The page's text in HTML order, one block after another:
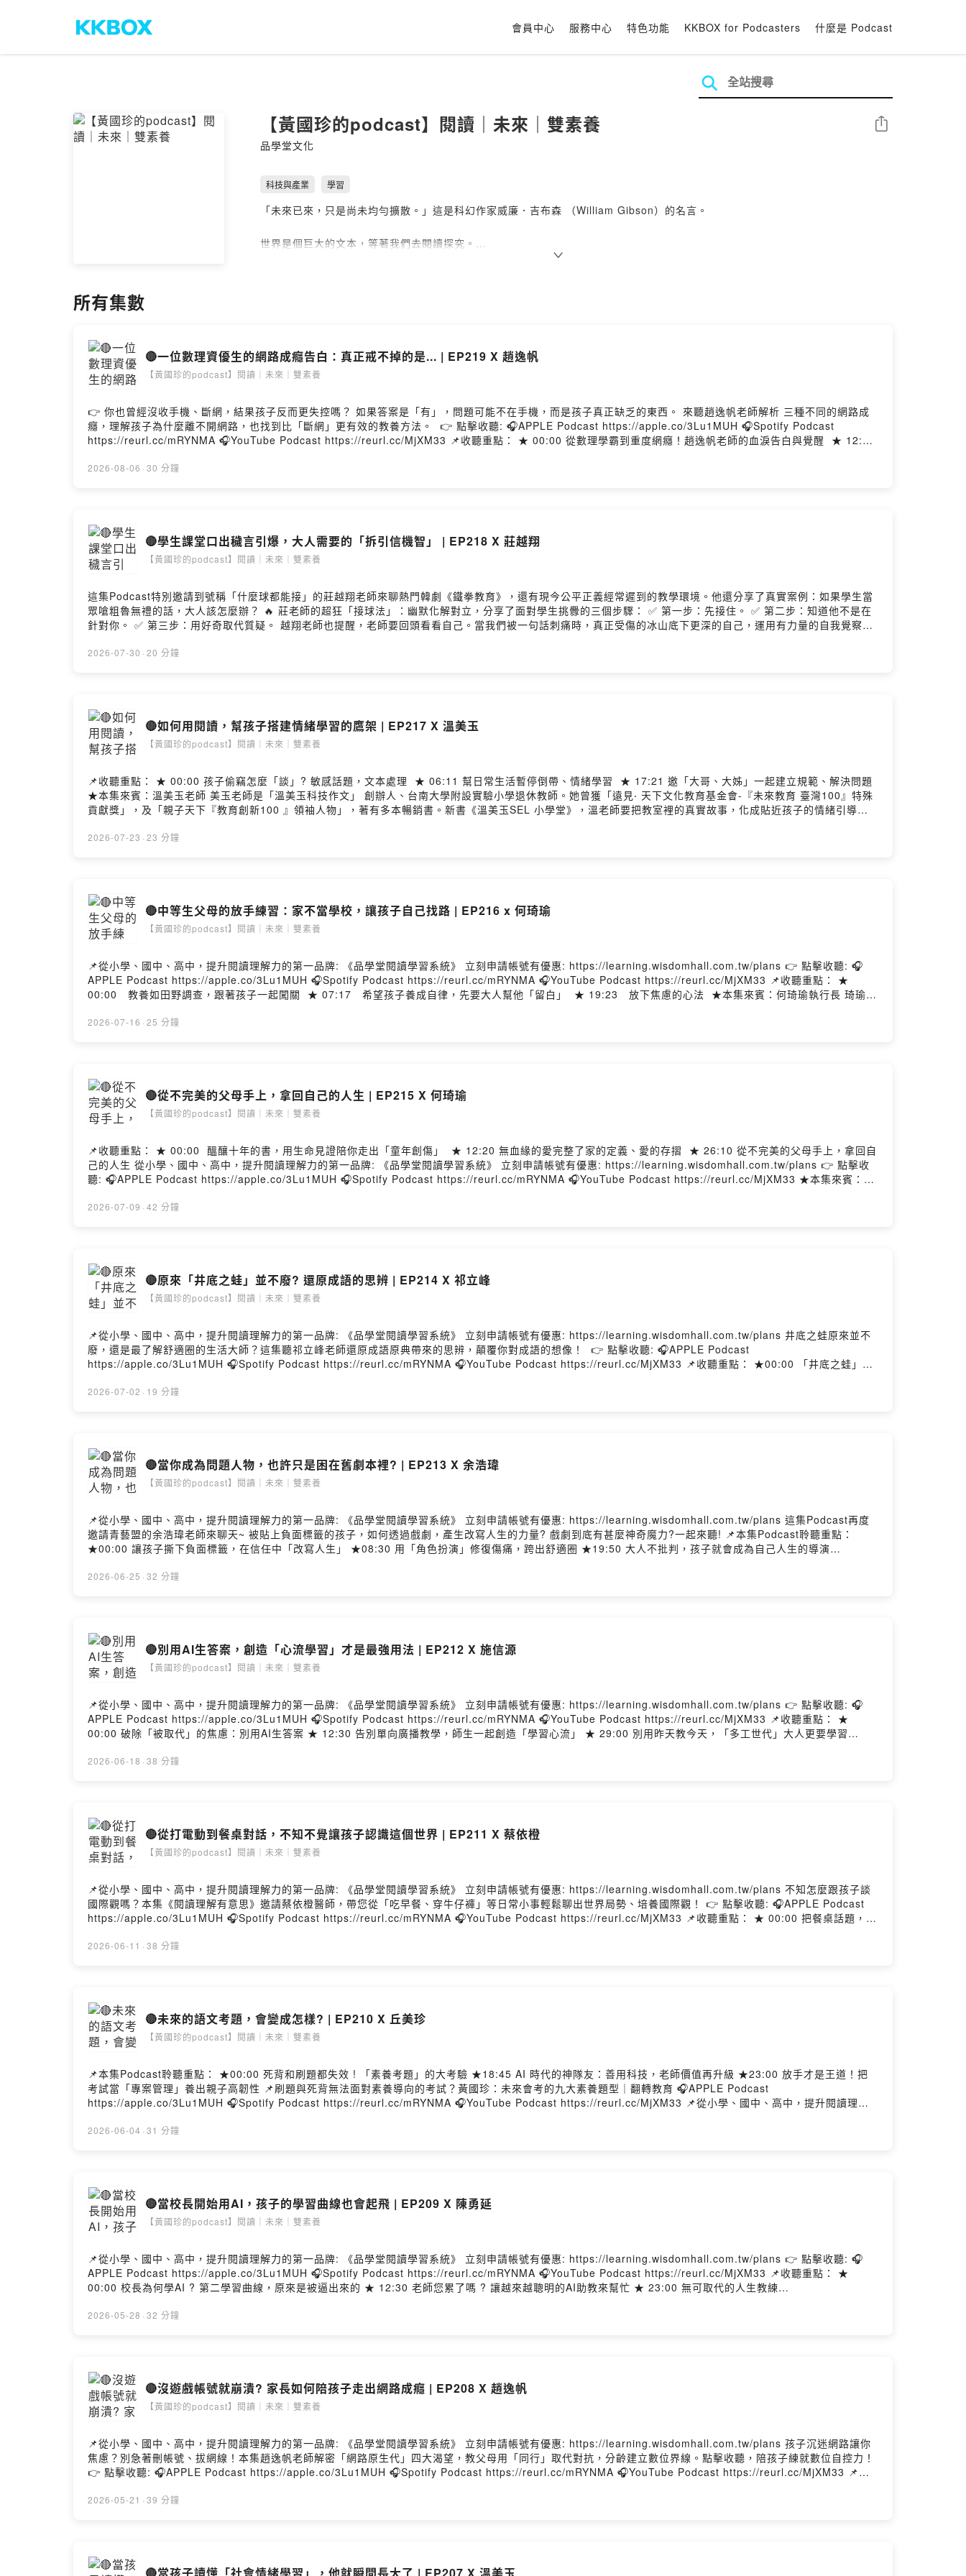
會員中心 服務中心 特色功能 KKBOX for Podcasters 什麼是 Podcast
【黃國珍的podcast】閱讀｜未來｜雙素養
品學堂文化
分享
科技與產業 學習
「未來已來，只是尚未均勻擴散。」這是科幻作家威廉．吉布森 （William Gibson）的名言。
世界是個巨大的文本，等著我們去閱讀探究。
--
所有集數
🔴一位數理資優生的網路成癮告白：真正戒不掉的是... | EP219 X 趙逸帆
【黃國珍的podcast】閱讀｜未來｜雙素養
👉 你也曾經沒收手機、斷網，結果孩子反而更失控嗎？ 如果答案是「有」，問題可能不在手機，而是孩子真正缺乏的東西。 來聽趙逸帆老師解析 三種不同的網路成
癮，理解孩子為什麼離不開網路，也找到比「斷網」更有效的教養方法。 👉 點擊收聽: 🎧APPLE Podcast https://apple.co/3Lu1MUH 🎧Spotify Podcast
https://reurl.cc/mRYNMA 🎧YouTube Podcast https://reurl.cc/MjXM33 📌收聽重點： ★ 00:00 從數理學霸到重度網癮！趙逸帆老師的血淚告白與覺醒 ★ 12:35
閱讀學習系統》 立刻申請帳號有優惠: https://learning.wisdomhall.com.tw/plans ★本集來賓：趙逸帆老師 逸帆老師畢業於國立臺北教育大學心理與諮商學系，先前
SoundOn
2026-08-06 · 30 分鐘
🔴學生課堂口出穢言引爆，大人需要的「拆引信機智」 | EP218 X 莊越翔
【黃國珍的podcast】閱讀｜未來｜雙素養
這集Podcast特別邀請到號稱「什麼球都能接」的莊越翔老師來聊熱門韓劇《鐵拳教育》，還有現今公平正義經常遲到的教學環境。他還分享了真實案例：如果學生當
眾嗆粗魯無禮的話，大人該怎麼辦？ 🔥 莊老師的超狂「接球法」：幽默化解對立，分享了面對學生挑釁的三個步驟： ✅ 第一步：先接住。 ✅ 第二步：知道他不是在
針對你。 ✅ 第三步：用好奇取代質疑。 越翔老師也提醒，老師要回頭看看自己。當我們被一句話刺痛時，真正受傷的冰山底下更深的自己，運用有力量的自我覺察四
嗆「吃大便」，老師三步溫柔拆彈！ ★16:40 秒看透生氣4層次，理解各自課題 👉 點擊收聽: 🎧APPLE Podcast https://apple.co/3Lu1MUH 🎧Spotify Podcast
南》，致力於教學活動設計、透過體驗活動引導反思，擅長引起動機、視覺隱喻、抓住學生注意力。 ★主持人：黃國珍老師 品學堂創辦人，《閱讀理解》學習誌總編
輯兼設計思考者。 透過一年200場演講與教育現場對話，深耕閱讀素養，為課堂注入跨域創意與深度思考，許願學生能成為「面對真實情境、解決真實問題」的終身學
習者。 --Hosting provided by SoundOn
2026-07-30 · 20 分鐘
🔴如何用閱讀，幫孩子搭建情緒學習的鷹架 | EP217 X 溫美玉
【黃國珍的podcast】閱讀｜未來｜雙素養
📌收聽重點： ★ 00:00 孩子偷竊怎麼「談」? 敏感話題，文本處理 ★ 06:11 幫日常生活暫停倒帶、情緒學習 ★ 17:21 邀「大哥、大姊」一起建立規範、解決問題
★本集來賓：溫美玉老師 美玉老師是「溫美玉科技作文」 創辦人、台南大學附設實驗小學退休教師。她曾獲「遠見‧ 天下文化教育基金會-『未來教育 臺灣100』特殊
貢獻獎」，及「親子天下『教育創新100 』領袖人物」，著有多本暢銷書。新書《溫美玉SEL 小學堂》，溫老師要把教室裡的真實故事，化成貼近孩子的情緒引導，
話，深耕閱讀素養，為課堂注入跨域創意與深度思考，許願學生能成為「面對真實情境、解決真實問題」的終身學習者。 --Hosting provided by SoundOn
2026-07-23 · 23 分鐘
🔴中等生父母的放手練習：家不當學校，讓孩子自己找路 | EP216 x 何琦瑜
【黃國珍的podcast】閱讀｜未來｜雙素養
📌從小學、國中、高中，提升閱讀理解力的第一品牌: 《品學堂閱讀學習系統》 立刻申請帳號有優惠: https://learning.wisdomhall.com.tw/plans 👉 點擊收聽: 🎧
APPLE Podcast https://apple.co/3Lu1MUH 🎧Spotify Podcast https://reurl.cc/mRYNMA 🎧YouTube Podcast https://reurl.cc/MjXM33 📌收聽重點： ★
00:00 教養如田野調查，跟著孩子一起闖關 ★ 07:17 希望孩子養成自律，先要大人幫他「留白」 ★ 19:23 放下焦慮的心法 ★本集來賓：何琦瑜執行長 琦瑜執
實體活動的多元教育生態圈。透過文字與媒體力量，琦瑜執行長改變了台灣及華人社會對「家庭教養」與「翻轉教育」的思維模式，讓教育有更不同的想像。 ★主持
2026-07-16 · 25 分鐘
🔴從不完美的父母手上，拿回自己的人生 | EP215 X 何琦瑜
【黃國珍的podcast】閱讀｜未來｜雙素養
📌收聽重點： ★ 00:00 醞釀十年的書，用生命見證陪你走出「童年創傷」 ★ 12:20 無血緣的愛完整了家的定義、愛的存摺 ★ 26:10 從不完美的父母手上，拿回自
己的人生 從小學、國中、高中，提升閱讀理解力的第一品牌: 《品學堂閱讀學習系統》 立刻申請帳號有優惠: https://learning.wisdomhall.com.tw/plans 👉 點擊收
聽: 🎧APPLE Podcast https://apple.co/3Lu1MUH 🎧Spotify Podcast https://reurl.cc/mRYNMA 🎧YouTube Podcast https://reurl.cc/MjXM33 ★本集來賓：何
電商、Podcast 與實體活動的多元教育生態圈。透過文字與媒體力量，琦瑜執行長改變了台灣及華人社會對「家庭教養」與「翻轉教育」的思維模式，讓教育有更不同
2026-07-09 · 42 分鐘
🔴原來「井底之蛙」並不廢? 還原成語的思辨 | EP214 X 祁立峰
【黃國珍的podcast】閱讀｜未來｜雙素養
📌從小學、國中、高中，提升閱讀理解力的第一品牌: 《品學堂閱讀學習系統》 立刻申請帳號有優惠: https://learning.wisdomhall.com.tw/plans 井底之蛙原來並不
廢，還是最了解舒適圈的生活大師？這集聽祁立峰老師還原成語原典帶來的思辨，顛覆你對成語的想像！ 👉 點擊收聽: 🎧APPLE Podcast
https://apple.co/3Lu1MUH 🎧Spotify Podcast https://reurl.cc/mRYNMA 🎧YouTube Podcast https://reurl.cc/MjXM33 📌收聽重點： ★00:00 「井底之蛙」竟
臺灣師範大學國文學系教授。研究領域為六朝文學、文學理論以及辭賦。他曾獲臺北文學獎等文學獎項，除學術論文外，也是專欄作者。立峰老師出版的人文普及、古
2026-07-02 · 19 分鐘
🔴當你成為問題人物，也許只是困在舊劇本裡? | EP213 X 余浩瑋
【黃國珍的podcast】閱讀｜未來｜雙素養
📌從小學、國中、高中，提升閱讀理解力的第一品牌: 《品學堂閱讀學習系統》 立刻申請帳號有優惠: https://learning.wisdomhall.com.tw/plans 這集Podcast再度
邀請青藝盟的余浩瑋老師來聊天~ 被貼上負面標籤的孩子，如何透過戲劇，產生改寫人生的力量? 戲劇到底有甚麼神奇魔力?一起來聽! 📌本集Podcast聆聽重點：
★00:00 讓孩子撕下負面標籤，在信任中「改寫人生」 ★08:30 用「角色扮演」修復傷痛，跨出舒適圈 ★19:50 大人不批判，孩子就會成為自己人生的導演
辦理「花樣戲劇節」至今已屆24年。陪伴青少年找到自己，理解自己、別人與社會之間的角色關係，繼而能夠擁有信念予給承諾。2014年開始，浩瑋老師接觸特殊境
https://www.accupass.com/event/2605120642372583360200 演出時間：7 月 8 日至 7 月 19 日。 地點：南海劇場（建國中學對面）。 --Hosting provided by
SoundOn
2026-06-25 · 32 分鐘
🔴別用AI生答案，創造「心流學習」才是最強用法 | EP212 X 施信源
【黃國珍的podcast】閱讀｜未來｜雙素養
📌從小學、國中、高中，提升閱讀理解力的第一品牌: 《品學堂閱讀學習系統》 立刻申請帳號有優惠: https://learning.wisdomhall.com.tw/plans 👉 點擊收聽: 🎧
APPLE Podcast https://apple.co/3Lu1MUH 🎧Spotify Podcast https://reurl.cc/mRYNMA 🎧YouTube Podcast https://reurl.cc/MjXM33 📌收聽重點： ★
00:00 破除「被取代」的焦慮：別用AI生答案 ★ 12:30 告別單向廣播教學，師生一起創造「學習心流」 ★ 29:00 別用昨天教今天，「多工世代」大人更要學習
市教育局教資科輔導員以及新北市雲端智慧中心龍埔辦公室主任。他長期服務於新北市三峽區龍埔國民小學，曾歷任導師、組長、總務主任，及公辦民營實驗學校校長
2026-06-18 · 38 分鐘
🔴從打電動到餐桌對話，不知不覺讓孩子認識這個世界 | EP211 X 蔡依橙
【黃國珍的podcast】閱讀｜未來｜雙素養
📌從小學、國中、高中，提升閱讀理解力的第一品牌: 《品學堂閱讀學習系統》 立刻申請帳號有優惠: https://learning.wisdomhall.com.tw/plans 不知怎麼跟孩子談
國際觀嗎？本集《閱讀理解有意思》邀請蔡依橙醫師，帶您從「吃早餐、穿牛仔褲」等日常小事輕鬆聊出世界局勢、培養國際觀！ 👉 點擊收聽: 🎧APPLE Podcast
https://apple.co/3Lu1MUH 🎧Spotify Podcast https://reurl.cc/mRYNMA 🎧YouTube Podcast https://reurl.cc/MjXM33 📌收聽重點： ★ 00:00 把餐桌話題，變
依橙醫師 蔡依橙醫師（I-Chen Tsai, MD, PhD）是台灣知名的放射科專家、作家與創業家。蔡醫師於 2013 年創辦「新思惟國際」，專注於提升醫療與專業人士的學
2026-06-11 · 38 分鐘
🔴未來的語文考題，會變成怎樣? | EP210 X 丘美珍
【黃國珍的podcast】閱讀｜未來｜雙素養
📌本集Podcast聆聽重點： ★00:00 死背和刷題都失效 ! 「素養考題」的大考驗 ★18:45 AI 時代的神隊友：善用科技，老師價值再升級 ★23:00 放手才是王道！把
考試當「專案管理」養出親子高韌性 📌刷題與死背無法面對素養導向的考試？黃國珍：未來會考的九大素養題型｜翻轉教育 🎧APPLE Podcast
https://apple.co/3Lu1MUH 🎧Spotify Podcast https://reurl.cc/mRYNMA 🎧YouTube Podcast https://reurl.cc/MjXM33 📌從小學、國中、高中，提升閱讀理解
來賓：丘美珍老師 品學堂文化長|專欄作家。著有《我的99個私抽屜：唐鳳的AI時代生存心法》歷任記者、編者、作者、譯者、編劇，曾榮獲文化部電影優良劇本獎。
2026-06-04 · 31 分鐘
🔴當校長開始用AI，孩子的學習曲線也會起飛 | EP209 X 陳勇延
【黃國珍的podcast】閱讀｜未來｜雙素養
📌從小學、國中、高中，提升閱讀理解力的第一品牌: 《品學堂閱讀學習系統》 立刻申請帳號有優惠: https://learning.wisdomhall.com.tw/plans 👉 點擊收聽: 🎧
APPLE Podcast https://apple.co/3Lu1MUH 🎧Spotify Podcast https://reurl.cc/mRYNMA 🎧YouTube Podcast https://reurl.cc/MjXM33 📌收聽重點： ★
00:00 校長為何學AI ? 第二學習曲線，原來是被逼出來的 ★ 12:30 老師您累了嗎 ? 讓越來越聰明的AI助教來幫忙 ★ 23:00 無可取代的人生教練
校長目前退而不休，積極投入教育諮詢、致力推動 AI 科技融入教學。他常分享如何運用 AI 減輕教師負擔、協助學生的學習。針對高中生學習歷程檔案，也提供實用指
2026-05-28 · 32 分鐘
🔴沒遊戲帳號就崩潰? 家長如何陪孩子走出網路成癮 | EP208 X 趙逸帆
【黃國珍的podcast】閱讀｜未來｜雙素養
📌從小學、國中、高中，提升閱讀理解力的第一品牌: 《品學堂閱讀學習系統》 立刻申請帳號有優惠: https://learning.wisdomhall.com.tw/plans 孩子沉迷網路讓你
焦慮？別急著刪帳號、拔網線！本集趙逸帆老師解密「網路原生代」四大渴望，教父母用「同行」取代對抗，分齡建立數位界線。點擊收聽，陪孩子練就數位自控力！
👉 點擊收聽: 🎧APPLE Podcast https://apple.co/3Lu1MUH 🎧Spotify Podcast https://reurl.cc/mRYNMA 🎧YouTube Podcast https://reurl.cc/MjXM33 📌收
好！分齡教養的數位界線指南 _____________________________________ ★本集來賓：趙逸帆老師 逸帆老師畢業於國立臺北教育大學心理與諮商學系，先前讀
SoundOn
2026-05-21 · 39 分鐘